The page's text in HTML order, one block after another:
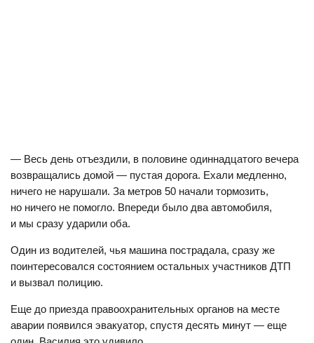
— Весь день отъездили, в половине одиннадцатого вечера
возвращались домой — пустая дорога. Ехали медленно,
ничего не нарушали. За метров 50 начали тормозить,
но ничего не помогло. Впереди было два автомобиля,
и мы сразу ударили оба.
Один из водителей, чья машина пострадала, сразу же
поинтересовался состоянием остальных участников ДТП
и вызвал полицию.
Еще до приезда правоохранительных органов на месте
аварии появился эвакуатор, спустя десять минут — еще